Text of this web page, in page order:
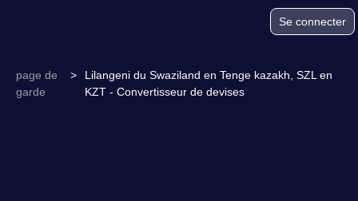
Se connecter
page de
garde
>
Lilangeni du Swaziland en Tenge kazakh, SZL en
KZT - Convertisseur de devises